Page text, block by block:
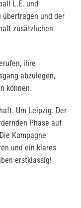
L.E. und
und der
zusätzlichen
ihre
abzulegen,
können.
Um Leipzig. Der
Phase auf
Kampagne
und ein klares
erstklassig!